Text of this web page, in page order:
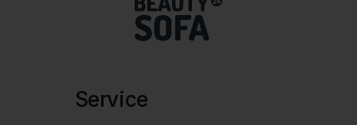
Service